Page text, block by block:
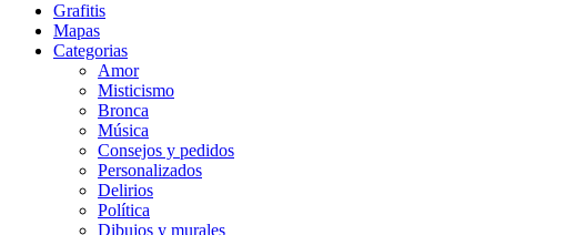
Grafitis
Mapas
Categorias
Amor
Misticismo
Bronca
Música
Consejos y pedidos
Personalizados
Delirios
Política
Dibujos y murales